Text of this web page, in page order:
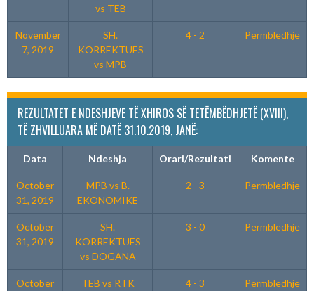
vs TEB
November
7, 2019
SH.
KORREKTUES
vs MPB
4 - 2 Permbledhje
REZULTATET E NDESHJEVE TË XHIROS SË TETËMBËDHJETË (XVIII),
TË ZHVILLUARA MË DATË 31.10.2019, JANË:
Data Ndeshja Orari/Rezultati Komente
October
31, 2019
MPB vs B.
EKONOMIKE
2 - 3 Permbledhje
October
31, 2019
SH.
KORREKTUES
vs DOGANA
3 - 0 Permbledhje
October
TEB vs RTK 4 - 3 Permbledhje